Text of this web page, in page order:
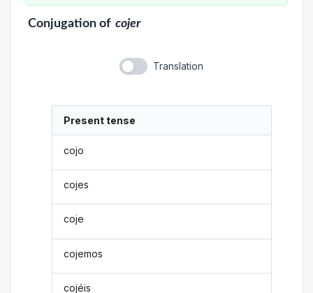
Conjugationof cojer
Translation
Present tense
cojo
cojes
coje
cojemos
cojéis